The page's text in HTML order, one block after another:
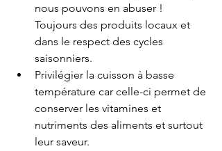
nous pouvons en abuser !
Toujours des produits locaux et
dans le respect des cycles
saisonniers.
Privilégier la cuisson à basse
température car celle-ci permet de
conserver les vitamines et
nutriments des aliments et surtout
leur saveur.